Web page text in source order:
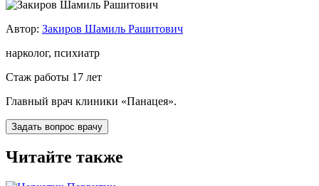
Автор: Закиров Шамиль Рашитович
нарколог, психиатр
Стаж работы 17 лет
Главный врач клиники «Панацея».
Задать вопрос врачу
Читайте также